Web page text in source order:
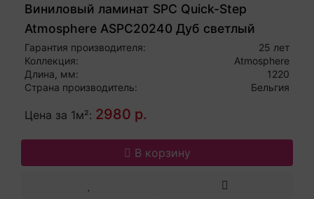
Виниловый ламинат SPC Quick-Step
Atmosphere ASPC20240 Дуб светлый
Гарантия производителя:
25 лет
Коллекция:
Atmosphere
Длина, мм:
1220
Страна производитель:
Бельгия
Цена за 1м²: 2980 р.
В корзину